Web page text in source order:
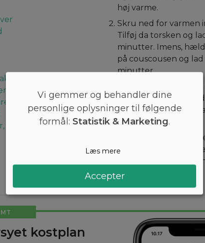
blancheret
høj varme.
Skru ned for varmen
Tilføj da torsken og
minutter. Imens,
på couscousen og lad
minutter.
Imens, opvarm da
Sauter hvidløg indtil
gulerod, majs,
ærter og couscous.
Steg i 5 minutter
omrøring. Læg
Læg couscousen
øverst. Værsgo!
kostplan
Vi gemmer og behandler dine
personlige oplysninger til følgende
formål: Statistik & Marketing.
Læs mere
Accepter